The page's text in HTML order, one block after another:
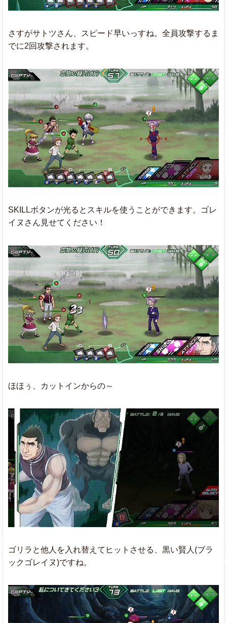
さすがサトツさん、スピード早いっすね。全員攻撃するま
でに2回攻撃されます。
SKILLボタンが光るとスキルを使うことができます。ゴレ
イヌさん見せてください！
ほほぅ、カットインからの～
ゴリラと他人を入れ替えてヒットさせる、黒い賢人(ブラ
ックゴレイヌ)ですね。